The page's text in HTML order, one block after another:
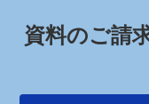
資料のご請